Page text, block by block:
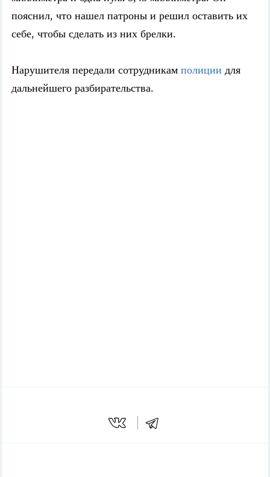
пояснил, что нашел патроны и решил оставить их
себе, чтобы сделать из них брелки.
Нарушителя передали сотрудникам полиции для
дальнейшего разбирательства.